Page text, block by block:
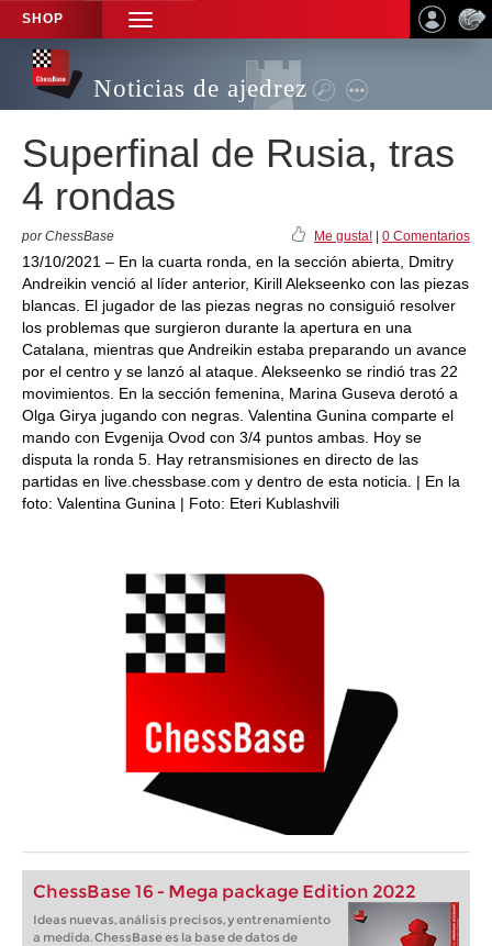
SHOP
TOGGLE
NAVIGATION
Noticias de ajedrez
Superfinal de Rusia, tras
4 rondas
por ChessBase Me gusta! 0 Comentarios
13/10/2021 – En la cuarta ronda, en la sección abierta, Dmitry
Andreikin venció al líder anterior, Kirill Alekseenko con las piezas
blancas. El jugador de las piezas negras no consiguió resolver
los problemas que surgieron durante la apertura en una
Catalana, mientras que Andreikin estaba preparando un avance
por el centro y se lanzó al ataque. Alekseenko se rindió tras 22
movimientos. En la sección femenina, Marina Guseva derotó a
Olga Girya jugando con negras. Valentina Gunina comparte el
mando con Evgenija Ovod con 3/4 puntos ambas. Hoy se
disputa la ronda 5. Hay retransmisiones en directo de las
partidas en live.chessbase.com y dentro de esta noticia. | En la
foto: Valentina Gunina | Foto: Eteri Kublashvili
ChessBase 16 - Mega package Edition 2022
Ideas nuevas, análisis precisos, y entrenamiento
a medida. ChessBase es la base de datos de